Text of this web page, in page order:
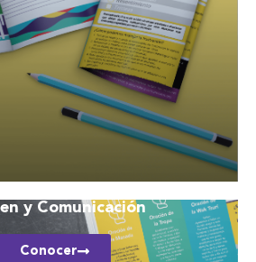
y Comunicación
Conocer